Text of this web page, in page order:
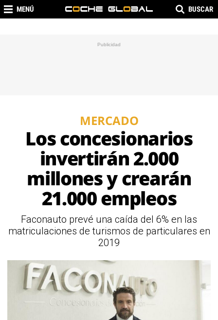
MENÚ BUSCAR
MERCADO
Los concesionarios
invertirán 2.000
millones y crearán
21.000 empleos
Faconauto prevé una caída del 6% en las
matriculaciones de turismos de particulares en
2019